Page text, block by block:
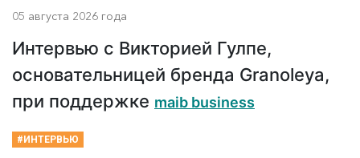
05 августа 2026 года
Интервью с Викторией Гулпе,
основательницей бренда Granoleya,
при поддержке maib business
#ИНТЕРВЬЮ